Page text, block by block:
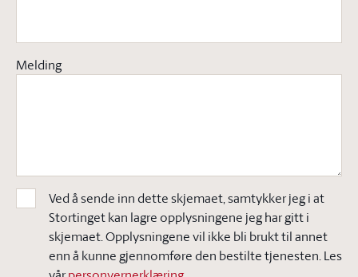
Melding
Ved å sende inn dette skjemaet, samtykker jeg i at
Stortinget kan lagre opplysningene jeg har gitt i
skjemaet. Opplysningene vil ikke bli brukt til annet
enn å kunne gjennomføre den bestilte tjenesten. Les